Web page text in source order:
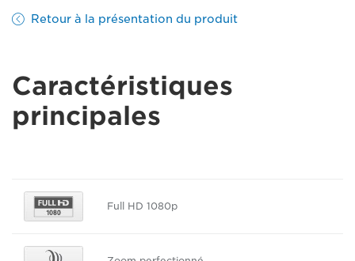
Retour à la présentation du produit
Caractéristiques
principales
Full HD 1080p